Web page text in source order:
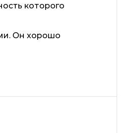
которого
Он хорошо